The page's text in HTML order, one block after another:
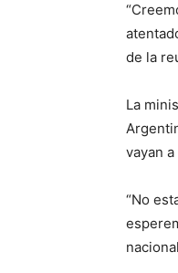
de la
La
vayan
“No